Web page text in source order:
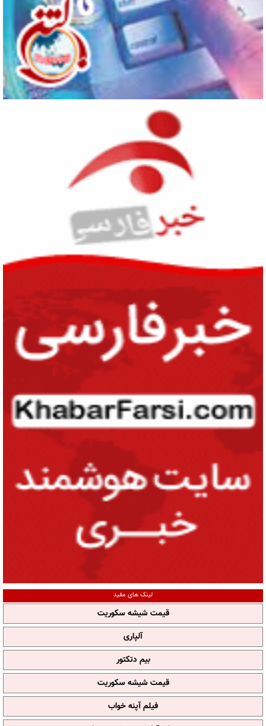
لینک های مفید
قیمت شیشه سکوریت
آلپاری
بیم دتکتور
قیمت شیشه سکوریت
فیلم آپنه خواب